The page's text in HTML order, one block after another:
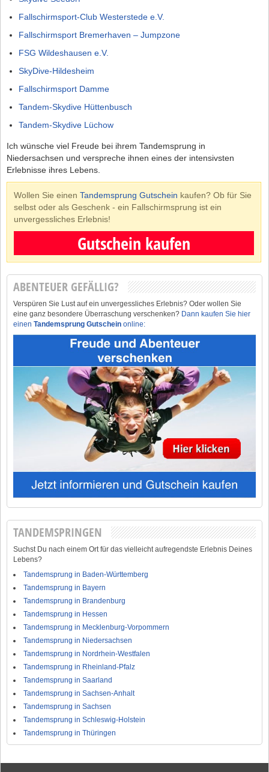
Fallschirmsport-Club Westerstede e.V.
Fallschirmsport Bremerhaven – Jumpzone
FSG Wildeshausen e.V.
SkyDive-Hildesheim
Fallschirmsport Damme
Tandem-Skydive Hüttenbusch
Tandem-Skydive Lüchow
Ich wünsche viel Freude bei ihrem Tandemsprung in
Niedersachsen und verspreche ihnen eines der intensivsten
Erlebnisse ihres Lebens.
Wollen Sie einen Tandemsprung Gutschein kaufen? Ob für Sie
selbst oder als Geschenk - ein Fallschirmsprung ist ein
unvergessliches Erlebnis!
Gutschein kaufen
ABENTEUER GEFÄLLIG?
Verspüren Sie Lust auf ein unvergessliches Erlebnis? Oder wollen Sie
eine ganz besondere Überraschung verschenken? Dann kaufen Sie hier
einen Tandemsprung Gutschein online:
TANDEMSPRINGEN
Suchst Du nach einem Ort für das vielleicht aufregendste Erlebnis Deines
Lebens?
Tandemsprung in Baden-Württemberg
Tandemsprung in Bayern
Tandemsprung in Brandenburg
Tandemsprung in Hessen
Tandemsprung in Mecklenburg-Vorpommern
Tandemsprung in Niedersachsen
Tandemsprung in Nordrhein-Westfalen
Tandemsprung in Rheinland-Pfalz
Tandemsprung in Saarland
Tandemsprung in Sachsen-Anhalt
Tandemsprung in Sachsen
Tandemsprung in Schleswig-Holstein
Tandemsprung in Thüringen